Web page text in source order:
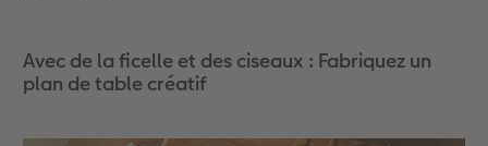
Accessoires
CEWE myPhotos
Accessoires
Nouveautés
Avec de la ficelle et des ciseaux : Fabriquez un
plan de table créatif